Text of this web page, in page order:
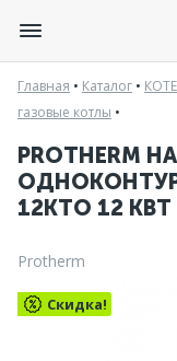
Главная • Каталог •
газовые котлы •
PROTHERM
12КТО 12
Protherm
Скидка!